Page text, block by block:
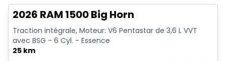
2026 RAM 1500 Big Horn
Traction intégrale, Moteur: V6 Pentastar de 3,6 L VVT
avec BSG - 6 Cyl. - Essence
25 km